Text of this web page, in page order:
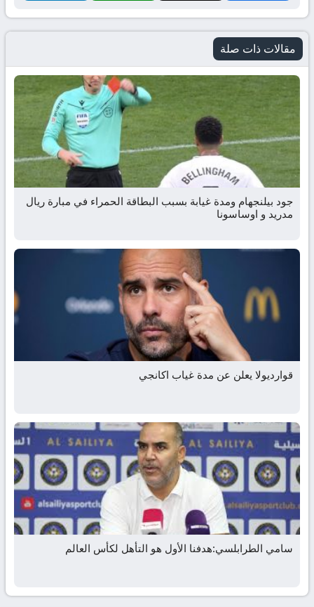
مقالات ذات صلة
جود بيلنجهام ومدة غيابة بسبب البطاقة الحمراء في مبارة ريال
مدريد و اوساسونا
قوارديولا يعلن عن مدة غياب اكانجي
سامي الطرابلسي:هدفنا الأول هو التأهل لكأس العالم